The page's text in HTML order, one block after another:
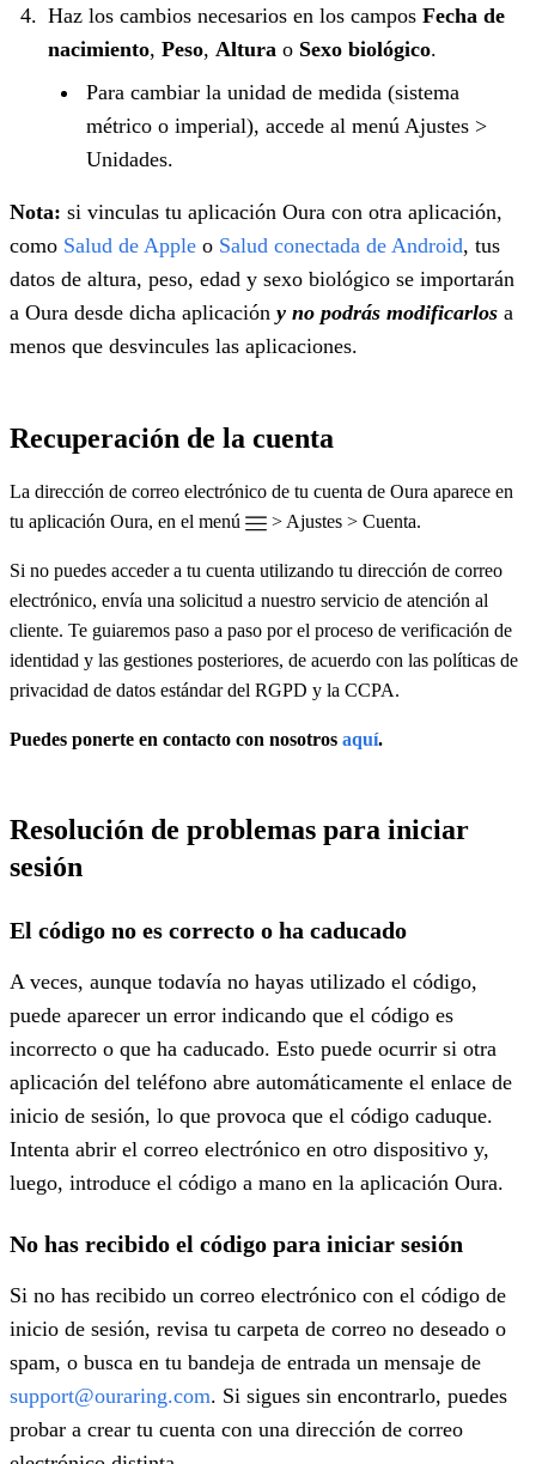
Haz los cambios necesarios en los campos Fecha de
nacimiento, Peso, Altura o Sexo biológico.
Para cambiar la unidad de medida (sistema
métrico o imperial), accede al menú Ajustes >
Unidades.
Nota: si vinculas tu aplicación Oura con otra aplicación,
como Salud de Apple o Salud conectada de Android, tus
datos de altura, peso, edad y sexo biológico se importarán
a Oura desde dicha aplicación y no podrás modificarlos a
menos que desvincules las aplicaciones.
Recuperación de la cuenta
La dirección de correo electrónico de tu cuenta de Oura aparece en
tu aplicación Oura, en el menú
> Ajustes > Cuenta.
Si no puedes acceder a tu cuenta utilizando tu dirección de correo
electrónico, envía una solicitud a nuestro servicio de atención al
cliente. Te guiaremos paso a paso por el proceso de verificación de
identidad y las gestiones posteriores, de acuerdo con las políticas de
privacidad de datos estándar del RGPD y la CCPA.
Puedes ponerte en contacto con nosotros aquí.
Resolución de problemas para iniciar
sesión
El código no es correcto o ha caducado
A veces, aunque todavía no hayas utilizado el código,
puede aparecer un error indicando que el código es
incorrecto o que ha caducado. Esto puede ocurrir si otra
aplicación del teléfono abre automáticamente el enlace de
inicio de sesión, lo que provoca que el código caduque.
Intenta abrir el correo electrónico en otro dispositivo y,
luego, introduce el código a mano en la aplicación Oura.
No has recibido el código para iniciar sesión
Si no has recibido un correo electrónico con el código de
inicio de sesión, revisa tu carpeta de correo no deseado o
spam, o busca en tu bandeja de entrada un mensaje de
support@ouraring.com. Si sigues sin encontrarlo, puedes
probar a crear tu cuenta con una dirección de correo